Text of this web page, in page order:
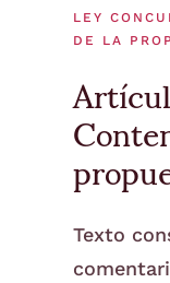
LEY
DE LA
Texto